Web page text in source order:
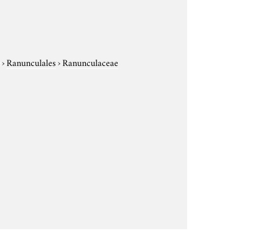
›Ranunculales›Ranunculaceae